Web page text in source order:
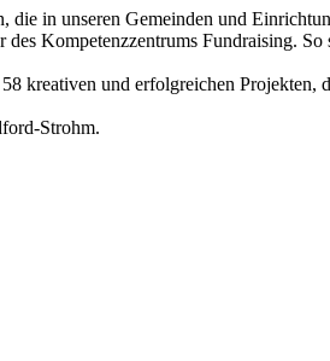
die in unseren Gemeinden und
Kompetenzzentrums Fundraising. So
kreativen und erfolgreichen Projekten,
Strohm.